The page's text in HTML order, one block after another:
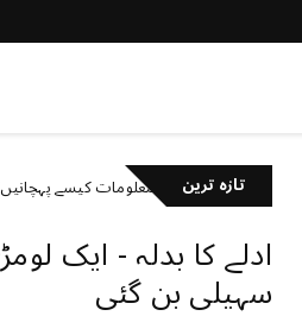
تازہ ترین
پر غلط معلومات کیسے پہچانیں؟
ادلے کا بدلہ - ایک
سہیلی بن گئی